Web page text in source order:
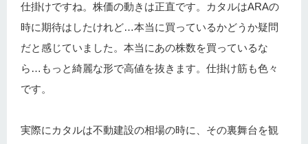
仕掛けですね。株価の動きは正直です。カタルはARAの
時に期待はしたけれど…本当に買っているかどうか疑問
だと感じていました。本当にあの株数を買っているな
ら…もっと綺麗な形で高値を抜きます。仕掛け筋も色々
です。
実際にカタルは不動建設の相場の時に、その裏舞台を観